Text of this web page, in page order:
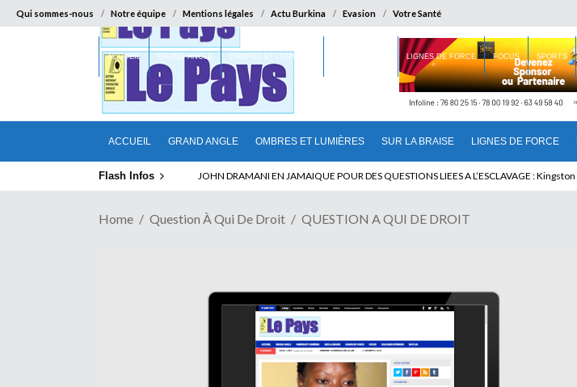
Qui sommes-nous Notre équipe Mentions légales Actu Burkina Evasion Votre Santé
ACCUEIL GRAND ANGLE OMBRES ET LUMIÈRES SUR LA BRAISE LIGNES DE FORCE
ACCUEIL GRAND ANGLE OMBRES ET LUMIÈRES LIGNES DE FORCE FOCUS SPORTS
Flash Infos ABSENCE PROLONGEE DE PAUL BIYA DU CAMEROUN : Qui pilote le Cameroun ?
Home Question À Qui De Droit QUESTION A QUI DE DROIT